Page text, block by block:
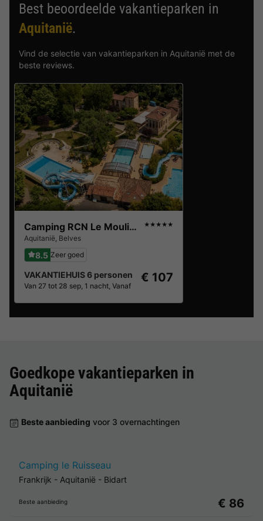
Best beoordeelde vakantieparken in
Aquitanië.
Vind de selectie van vakantieparken in Aquitanië met de
beste reviews.
Camping RCN Le Moulin de la Pique ★★★★★
Aquitanië, Belves
8.5 Zeer goed
VAKANTIEHUIS 6 personen
Van 27 tot 28 sep, 1 nacht, Vanaf
€ 107
Goedkope vakantieparken in
Aquitanië
Beste aanbieding voor 3 overnachtingen
Camping le Ruisseau
Frankrijk - Aquitanië - Bidart
Beste aanbieding € 86